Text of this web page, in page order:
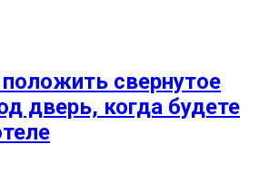
свернутое
дверь, когда будете